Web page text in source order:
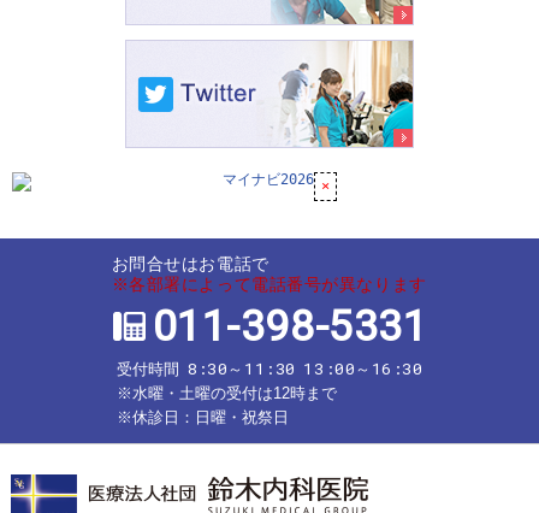
お問合せはお電話で
※各部署によって電話番号が異なります
011-398-5331
受付時間 8:30～11:30 13:00～16:30
※水曜・土曜の受付は12時まで
※休診日：日曜・祝祭日